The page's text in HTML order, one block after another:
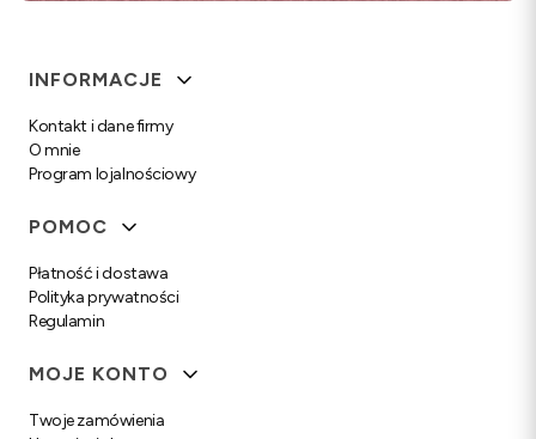
Linki w stopce
INFORMACJE
Kontakt i dane firmy
O mnie
Program lojalnościowy
POMOC
Płatność i dostawa
Polityka prywatności
Regulamin
MOJE KONTO
Twoje zamówienia